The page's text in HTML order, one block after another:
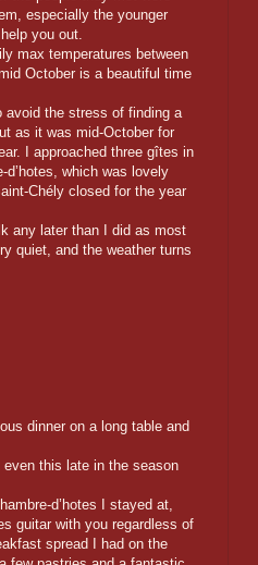
especially the younger
you out.
max temperatures between
October is a beautiful time
avoid the stress of finding a
as it was mid-October for
I approached three gîtes in
d’hotes, which was lovely
Chély closed for the year
any later than I did as most
quiet, and the weather turns
dinner on a long table and
this late in the season
d’hotes I stayed at,
guitar with you regardless of
spread I had on the